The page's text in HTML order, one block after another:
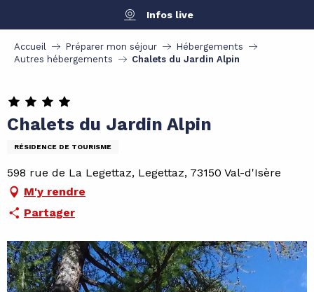
contenu
principal
Infos live
Accueil Préparer mon séjour
Hébergements
Autres hébergements
Chalets du Jardin Alpin
Chalets du Jardin Alpin
RÉSIDENCE DE TOURISME
598 rue de La Legettaz, Legettaz, 73150 Val-d'Isère
M'y rendre
Partager